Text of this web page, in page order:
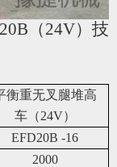
（24V）技
衡重无叉腿堆高
车（24V）
EFD20B -16
2000